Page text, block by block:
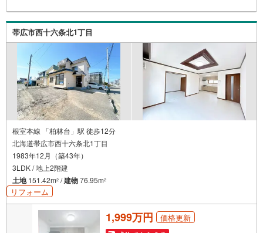
帯広市西十六条北1丁目
根室本線 「柏林台」駅 徒歩12分
北海道帯広市西十六条北1丁目
1983年12月（築43年）
3LDK / 地上2階建
土地151.42m2 /建物76.95m2
リフォーム
1,999万円 価格更新